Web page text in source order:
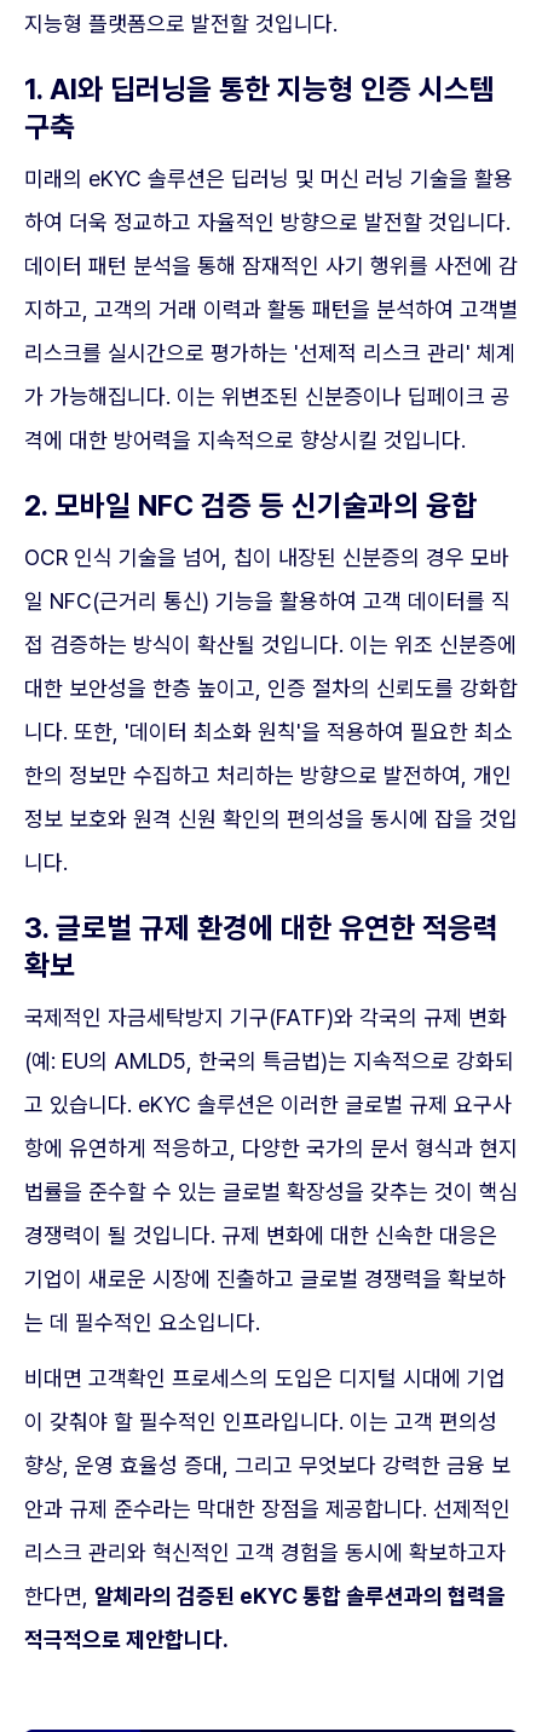
지능형 플랫폼으로 발전할 것입니다.
1. AI와 딥러닝을 통한 지능형 인증 시스템
구축
미래의 eKYC 솔루션은 딥러닝 및 머신 러닝 기술을 활용
하여 더욱 정교하고 자율적인 방향으로 발전할 것입니다.
데이터 패턴 분석을 통해 잠재적인 사기 행위를 사전에 감
지하고, 고객의 거래 이력과 활동 패턴을 분석하여 고객별
리스크를 실시간으로 평가하는 '선제적 리스크 관리' 체계
가 가능해집니다. 이는 위변조된 신분증이나 딥페이크 공
격에 대한 방어력을 지속적으로 향상시킬 것입니다.
2. 모바일 NFC 검증 등 신기술과의 융합
OCR 인식 기술을 넘어, 칩이 내장된 신분증의 경우 모바
일 NFC(근거리 통신) 기능을 활용하여 고객 데이터를 직
접 검증하는 방식이 확산될 것입니다. 이는 위조 신분증에
대한 보안성을 한층 높이고, 인증 절차의 신뢰도를 강화합
니다. 또한, '데이터 최소화 원칙'을 적용하여 필요한 최소
한의 정보만 수집하고 처리하는 방향으로 발전하여, 개인
정보 보호와 원격 신원 확인의 편의성을 동시에 잡을 것입
니다.
3. 글로벌 규제 환경에 대한 유연한 적응력
확보
국제적인 자금세탁방지 기구(FATF)와 각국의 규제 변화
(예: EU의 AMLD5, 한국의 특금법)는 지속적으로 강화되
고 있습니다. eKYC 솔루션은 이러한 글로벌 규제 요구사
항에 유연하게 적응하고, 다양한 국가의 문서 형식과 현지
법률을 준수할 수 있는 글로벌 확장성을 갖추는 것이 핵심
경쟁력이 될 것입니다. 규제 변화에 대한 신속한 대응은
기업이 새로운 시장에 진출하고 글로벌 경쟁력을 확보하
는 데 필수적인 요소입니다.
비대면 고객확인 프로세스의 도입은 디지털 시대에 기업
이 갖춰야 할 필수적인 인프라입니다. 이는 고객 편의성
향상, 운영 효율성 증대, 그리고 무엇보다 강력한 금융 보
안과 규제 준수라는 막대한 장점을 제공합니다. 선제적인
리스크 관리와 혁신적인 고객 경험을 동시에 확보하고자
한다면, 알체라의 검증된 eKYC 통합 솔루션과의 협력을
적극적으로 제안합니다.